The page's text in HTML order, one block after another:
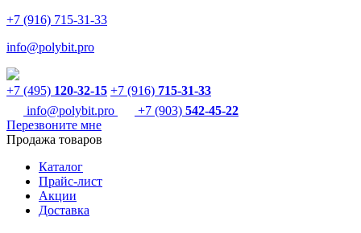
+7 (916) 715-31-33
info@polybit.pro
+7 (495) 120-32-15 +7 (916) 715-31-33
info@polybit.pro
+7 (903) 542-45-22
Перезвоните мне
Продажа товаров
Каталог
Прайс-лист
Акции
Доставка